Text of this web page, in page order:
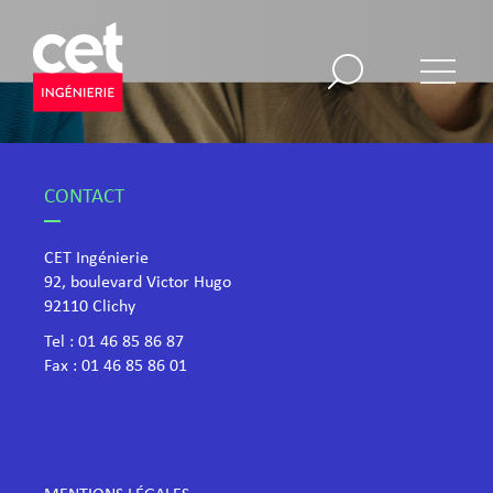
CONTACT
CET Ingénierie
92, boulevard Victor Hugo
​92110 Clichy
Tel : 01 46 85 86 87
Fax : 01 46 85 86 01